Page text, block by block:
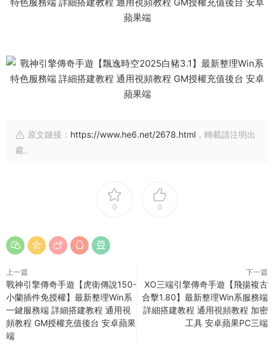
原文鏈接： https://www.he6.net/2678.html ，轉載請注明出
處。
0 0
上一篇
戰神引擎傳奇手遊【虎衛傳說150-
小蘭插件免授權】最新整理Win系
一鍵服務端 詳細搭建教程 通用視
頻教程 GM授權充值後台 安卓蘋果
端
下一篇
XO三端引擎傳奇手遊【飛揚複古
合擊1.80】最新整理Win系服務端
詳細搭建教程 通用視頻教程 加密
工具 安卓蘋果PC三端